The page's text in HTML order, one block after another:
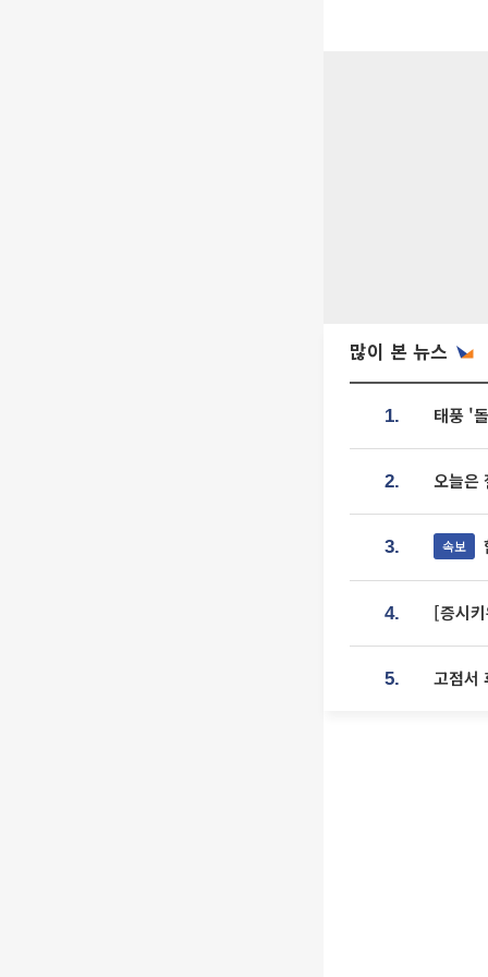
많이 본 뉴스
1. 태풍 '
2. 오늘은
3. 속보
4. [증시
5. 고점서